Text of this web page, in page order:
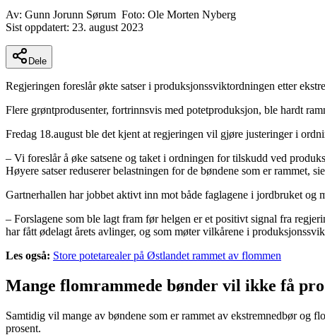
Av: Gunn Jorunn Sørum Foto: Ole Morten Nyberg
Sist oppdatert: 23. august 2023
Dele
Regjeringen foreslår økte satser i produksjonssviktordningen etter
Flere grøntprodusenter, fortrinnsvis med potetproduksjon, ble hardt
Fredag 18.august ble det kjent at regjeringen vil gjøre justeringer i
– Vi foreslår å øke satsene og taket i ordningen for tilskudd ved
Høyere satser reduserer belastningen for de bøndene som er rammet,
Gartnerhallen har jobbet aktivt inn mot både faglagene i jordbruket og
– Forslagene som ble lagt fram før helgen er et positivt signal fra
har fått ødelagt årets avlinger, og som møter vilkårene i
Les også: Store potetarealer på Østlandet rammet av flommen
Mange flomrammede bønder vil ikke få
Samtidig vil mange av bøndene som er rammet av ekstremnedbør
prosent.